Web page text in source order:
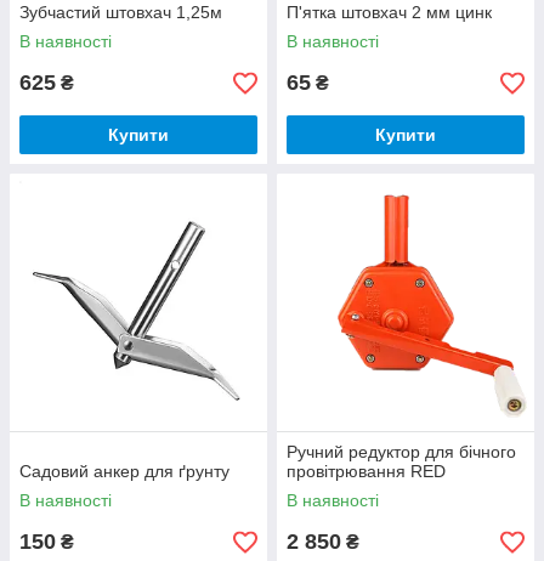
Зубчастий штовхач 1,25м
В наявності
625 ₴
Купити
П'ятка штовхач 2 мм цинк
В наявності
65 ₴
Купити
Садовий анкер для ґрунту
В наявності
150 ₴
Ручний редуктор для бічного
провітрювання RED
В наявності
2 850 ₴